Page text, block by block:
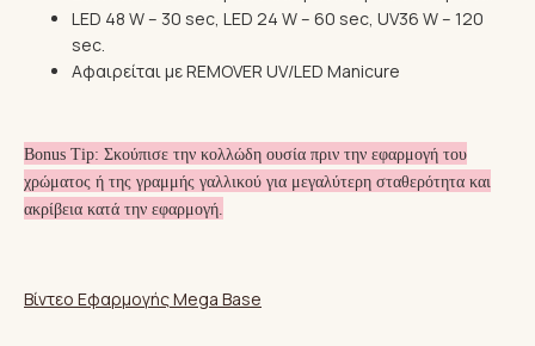
LED 48 W – 30 sec, LED 24 W – 60 sec, UV36 W – 120
sec.
Αφαιρείται με REMOVER UV/LED Manicure
Bonus Tip: Σκούπισε την κολλώδη ουσία πριν την εφαρμογή του
χρώματος ή της γραμμής γαλλικού για μεγαλύτερη σταθερότητα και
ακρίβεια κατά την εφαρμογή.
Βίντεο Εφαρμογής Mega Base